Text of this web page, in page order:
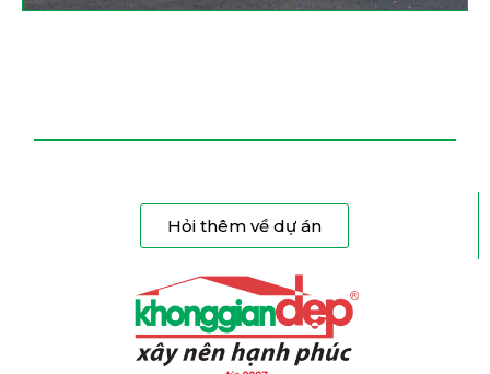
Hỏi thêm về dự án